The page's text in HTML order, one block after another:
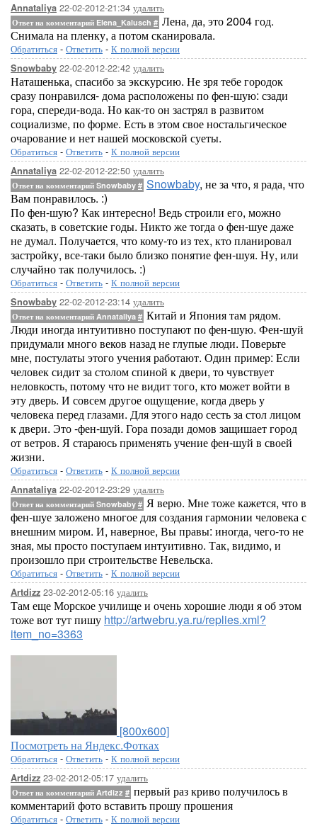
Annataliya 22-02-2012-21:34 удалить
Ответ на комментарий Elena_Kalusch # Лена, да, это 2004 год.
Снимала на пленку, а потом сканировала.
Обратиться - Ответить - К полной версии
Snowbaby 22-02-2012-22:42 удалить
Наташенька, спасибо за экскурсию. Не зря тебе городок
сразу понравился- дома расположены по фен-шую: сзади
гора, спереди-вода. Но как-то он застрял в развитом
социализме, по форме. Есть в этом свое ностальгическое
очарование и нет нашей московской суеты.
Обратиться - Ответить - К полной версии
Annataliya 22-02-2012-22:50 удалить
Ответ на комментарий Snowbaby # Snowbaby, не за что, я рада, что
Вам понравилось. :)
По фен-шую? Как интересно! Ведь строили его, можно
сказать, в советские годы. Никто же тогда о фен-шуе даже
не думал. Получается, что кому-то из тех, кто планировал
застройку, все-таки было близко понятие фен-шуя. Ну, или
случайно так получилось. :)
Обратиться - Ответить - К полной версии
Snowbaby 22-02-2012-23:14 удалить
Ответ на комментарий Annataliya # Китай и Япония там рядом.
Люди иногда интуитивно поступают по фен-шую. Фен-шуй
придумали много веков назад не глупые люди. Поверьте
мне, постулаты этого учения работают. Один пример: Если
человек сидит за столом спиной к двери, то чувствует
неловкость, потому что не видит того, кто может войти в
эту дверь. И совсем другое ощущение, когда дверь у
человека перед глазами. Для этого надо сесть за стол лицом
к двери. Это -фен-шуй. Гора позади домов защишает город
от ветров. Я стараюсь применять учение фен-шуй в своей
жизни.
Обратиться - Ответить - К полной версии
Annataliya 22-02-2012-23:29 удалить
Ответ на комментарий Snowbaby # Я верю. Мне тоже кажется, что в
фен-шуе заложено многое для создания гармонии человека с
внешним миром. И, наверное, Вы правы: иногда, чего-то не
зная, мы просто поступаем интуитивно. Так, видимо, и
произошло при строительстве Невельска.
Обратиться - Ответить - К полной версии
Artdizz 23-02-2012-05:16 удалить
Там еще Морское училище и очень хорошие люди я об этом
тоже вот тут пишу http://artwebru.ya.ru/replies.xml?
item_no=3363
[800x600]
Посмотреть на Яндекс.Фотках
Обратиться - Ответить - К полной версии
Artdizz 23-02-2012-05:17 удалить
Ответ на комментарий Artdizz # первый раз криво получилось в
комментарий фото вставить прошу прошения
Обратиться - Ответить - К полной версии